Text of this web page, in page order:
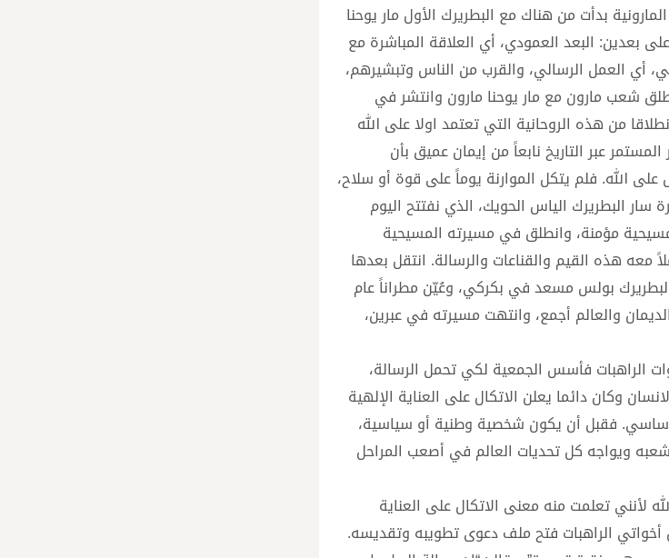
بدأت من هناك مع البطريرك الأول مار يوحنا
بعدين: البعد العمودي، أي العلاقة المباشرة مع
أي العمل الرسالي، والقرب من الناس وتبشيرهم،
شعب مارون مع مار يوحنا مارون وانتشر في
من هذه الروحانية التي تعتمد اولا على الله
عبر التاريخ نابعاً من إيمان عميق بأن
الله. فلم يتكل الموارنة يوماً على قوة أو سلاح،
البطريرك الياس الحويك، الذي نفتتح اليوم
مسيحية مؤمنة، وانطلق في مسيرته المسيحية
معه هذه القيم والقناعات والرسالة. انتقل بعدها
بولس مسعد في بكركي، وعُيّن مطراناً عام
وقنوبين والديمان والعالم أجمع، وانتهت مسيرته في عبرين،
الراهبات فأسس الجمعية لكي تحمل الرسالة،
وكان دائما يعلن الاتكال على العناية الإلهية
أساسي. فقبل أن يكون شخصية وطنية أو سياسية،
شعبه ويواجه كل تحديات العالم في أصعب المراحل
لأنني تعلمت منه معنى الاتكال على العناية
2012، قمت بأول عمل والطلب من أخواتي الراهبات فتح ملف دعوى تطويبه وتقديسه.